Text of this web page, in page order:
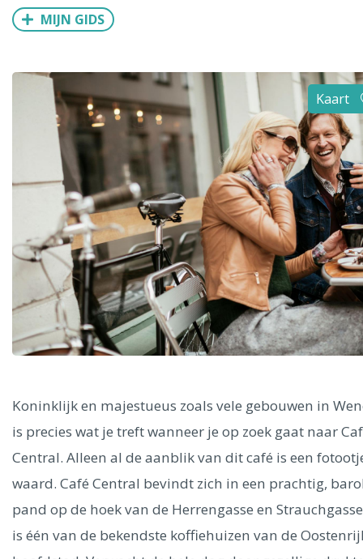
Azië
Uitgelichte bestemmingen
Alle steden
Phoenix
Dresden
Ålesund
Parijs Tokio Amsterdam Barcelona Dubai
Milaan
Singapore
Rome Berlijn Mechelen Venetië
Florence
Dublin
Hong Kong München Wenen Budapest
MIJN GIDS
Kaart
Koninklijk en majestueus zoals vele gebouwen in
is precies wat je treft wanneer je op zoek gaat naar
Central. Alleen al de aanblik van dit café is een
waard. Café Central bevindt zich in een prachtig,
pand op de hoek van de Herrengasse en
is één van de bekendste koffiehuizen van de